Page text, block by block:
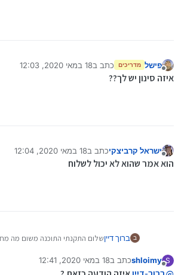
מנותק
פישל מדריכים כתב ב18 במאי 2020, 12:03
נערך לאחרונה על ידי
איזה סינון יש לך??
מנותק
ישראל קרביצקיכתב ב18 במאי 2020, 12:04
נערך לאחרונה על ידי
הוא אמר שהוא לא יכול לשלוח
ב ברוך דייןשלום התקנתי התוכנה משום מה
תודה
S
shloimyכתב ב18 במאי 2020, 12:41
נערך לאחרונה על ידי